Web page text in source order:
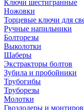
Ключи шестигранные
Ножовки
Торцевые ключи для
Ручные напильники
Болторезы
Выколотки
Шаберы
Экстракторы болтов
Зубила и пробойники
Трубогибы
Труборезы
Молотки
Гвоздодеры и